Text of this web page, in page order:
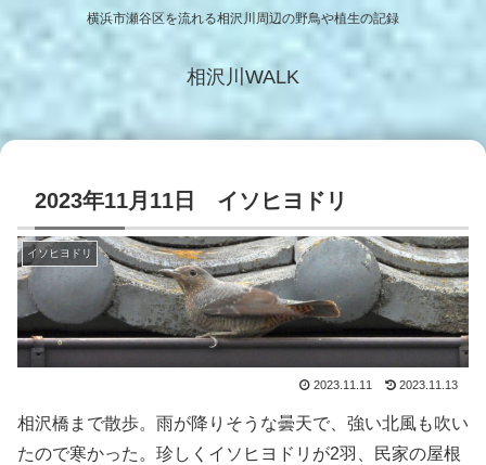
横浜市瀬谷区を流れる相沢川周辺の野鳥や植生の記録
相沢川WALK
2023年11月11日 イソヒヨドリ
イソヒヨドリ
2023.11.11 2023.11.13
相沢橋まで散歩。雨が降りそうな曇天で、強い北風も吹い
たので寒かった。珍しくイソヒヨドリが2羽、民家の屋根